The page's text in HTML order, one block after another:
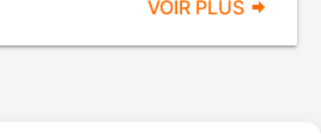
VOIR PLUS